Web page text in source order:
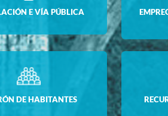
E VÍA PÚBLICA
DE HABITANTES